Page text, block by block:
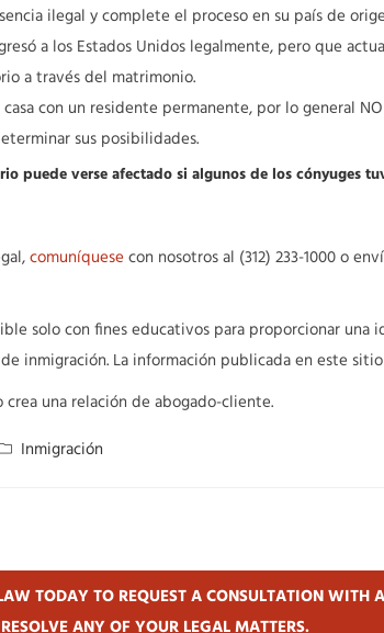
ilegal y complete el proceso en su país de
a los Estados Unidos legalmente, pero que
a través del matrimonio.
casa con un residente permanente, por lo general
sus posibilidades.
puede verse afectado si algunos de los cónyuges
comuníquese con nosotros al (312) 233-1000 o
solo con fines educativos para proporcionar una
inmigración. La información publicada en este
una relación de abogado-cliente.
Inmigración
TODAY TO REQUEST A CONSULTATION WITH
ANY OF YOUR LEGAL MATTERS.